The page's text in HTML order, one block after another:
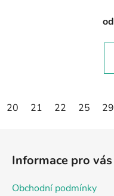
od
20 21 22 25 29
Informace pro vás
Obchodní podmínky